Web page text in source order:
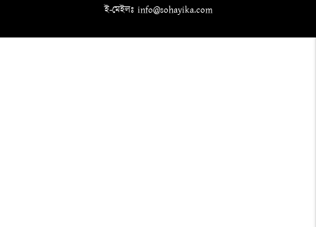
ই-মেইলঃ info@sohayika.com